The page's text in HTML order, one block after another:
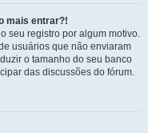
mais entrar?!
seu registro por algum motivo.
usuários que não enviaram
o tamanho do seu banco
das discussões do fórum.